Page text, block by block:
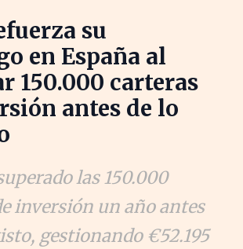
su
en España al
150.000 carteras
antes de lo
las 150.000
inversión un año antes
gestionando €52.195